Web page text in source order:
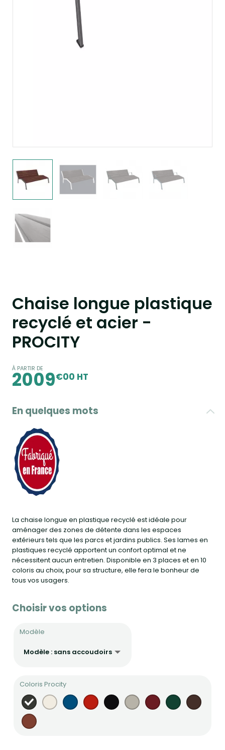
Chaise longue plastique
recyclé et acier -
PROCITY
À PARTIR DE
2009€00 HT
En quelques mots
La chaise longue en plastique recyclé est idéale pour
aménager des zones de détente dans les espaces
extérieurs tels que les parcs et jardins publics. Ses lames en
plastiques recyclé apportent un confort optimal et ne
nécessitent aucun entretien. Disponible en 3 places et en 10
coloris au choix, pour sa structure, elle fera le bonheur de
tous vos usagers.
Choisir vos options
Modèle
Coloris Procity